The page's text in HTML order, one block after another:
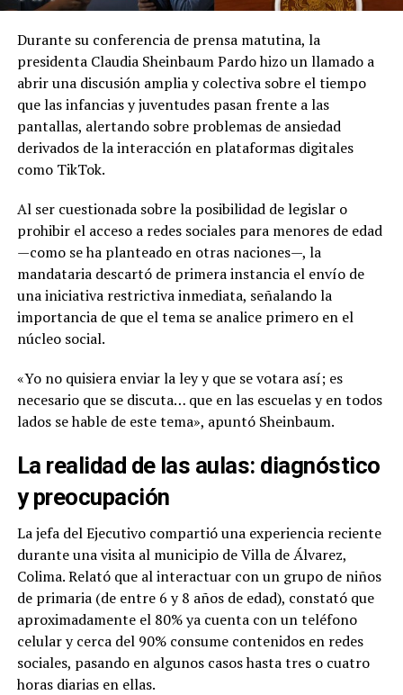
Durante su conferencia de prensa matutina, la
presidenta Claudia Sheinbaum Pardo hizo un llamado a
abrir una discusión amplia y colectiva sobre el tiempo
que las infancias y juventudes pasan frente a las
pantallas, alertando sobre problemas de ansiedad
derivados de la interacción en plataformas digitales
como TikTok.
Al ser cuestionada sobre la posibilidad de legislar o
prohibir el acceso a redes sociales para menores de edad
—como se ha planteado en otras naciones—, la
mandataria descartó de primera instancia el envío de
una iniciativa restrictiva inmediata, señalando la
importancia de que el tema se analice primero en el
núcleo social.
«Yo no quisiera enviar la ley y que se votara así; es
necesario que se discuta… que en las escuelas y en todos
lados se hable de este tema», apuntó Sheinbaum.
La realidad de las aulas: diagnóstico
y preocupación
La jefa del Ejecutivo compartió una experiencia reciente
durante una visita al municipio de Villa de Álvarez,
Colima. Relató que al interactuar con un grupo de niños
de primaria (de entre 6 y 8 años de edad), constató que
aproximadamente el 80% ya cuenta con un teléfono
celular y cerca del 90% consume contenidos en redes
sociales, pasando en algunos casos hasta tres o cuatro
horas diarias en ellas.